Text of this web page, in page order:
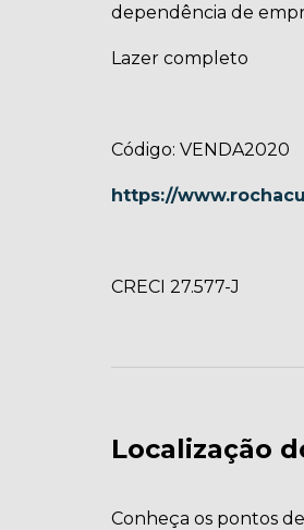
dependência de
Lazer completo
Código: VENDA2020
https://
CRECI 27.577-J
Localização
Conheça os pontos